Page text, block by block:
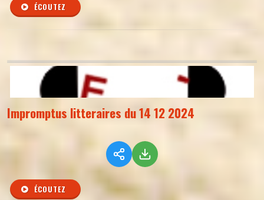
ÉCOUTEZ
Impromptus litteraires du 14 12 2024
ÉCOUTEZ